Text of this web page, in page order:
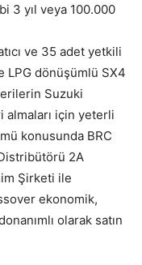
3 yıl veya 100.000
ve 35 adet yetkili
LPG dönüşümlü SX4
Suzuki
almaları için yeterli
konusunda BRC
2A
Şirketi ile
ekonomik,
olarak satın